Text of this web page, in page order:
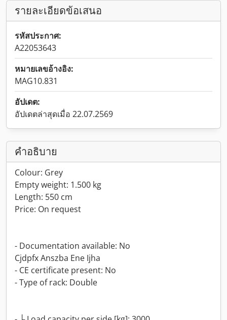
รายละเอียดข้อเสนอ
รหัสประกาศ:
A22053643
หมายเลขอ้างอิง:
MAG10.831
อัปเดต:
อัปเดตล่าสุดเมื่อ 22.07.2569
คำอธิบาย
Colour: Grey
Empty weight: 1.500 kg
Length: 550 cm
Price: On request
- Documentation available: No
Cjdpfx Anszba Ene Ijha
- CE certificate present: No
- Type of rack: Double